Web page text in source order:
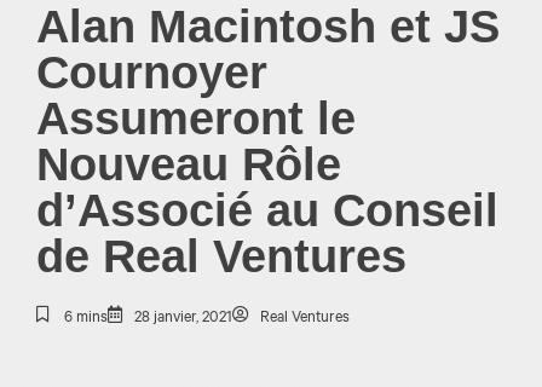
Alan Macintosh et JS
Cournoyer
Assumeront le
Nouveau Rôle
d’Associé au Conseil
de Real Ventures
6 mins 28 janvier, 2021 Real Ventures